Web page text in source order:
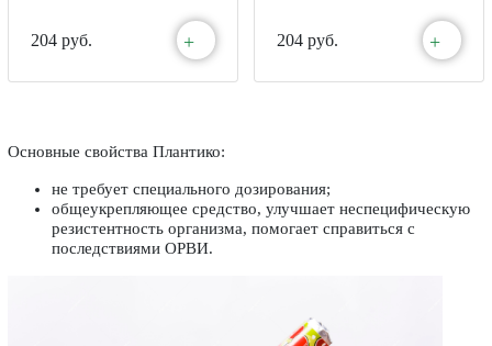
204 руб. + 204 руб. +
Основные свойства Плантико:
не требует специального дозирования;
общеукрепляющее средство, улучшает неспецифическую
резистентность организма, помогает справиться с
последствиями ОРВИ.